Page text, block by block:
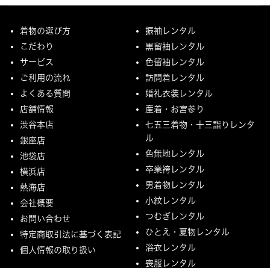
着物の選び方
こだわり
サービス
ご利用の流れ
よくある質問
店舗情報
渋谷本店
銀座店
池袋店
横浜店
熱海店
会社概要
お問い合わせ
特定商取引法に基づく表記
個人情報の取り扱い
振袖レンタル
黒留袖レンタル
色留袖レンタル
訪問着レンタル
婚礼衣装レンタル
産着・お宮参り
七五三着物・十三詣りレンタ
ル
色無地レンタル
卒業袴レンタル
男着物レンタル
小紋レンタル
つむぎレンタル
ひとえ・夏物レンタル
浴衣レンタル
喪服レンタル